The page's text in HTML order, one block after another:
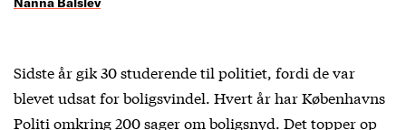
Sidste år gik 30 studerende til politiet, fordi de var
blevet udsat for boligsvindel. Hvert år har Københavns
Politi omkring 200 sager om boligsnyd. Det topper op